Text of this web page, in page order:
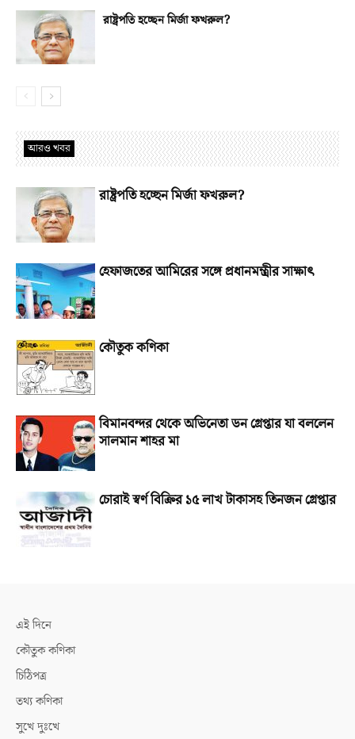
রাষ্ট্রপতি হচ্ছেন মির্জা ফখরুল?
আরও খবর
রাষ্ট্রপতি হচ্ছেন মির্জা ফখরুল?
হেফাজতের আমিরের সঙ্গে প্রধানমন্ত্রীর সাক্ষাৎ
কৌতুক কণিকা
বিমানবন্দর থেকে অভিনেতা ডন গ্রেপ্তার যা বললেন
সালমান শাহর মা
চোরাই স্বর্ণ বিক্রির ১৫ লাখ টাকাসহ তিনজন গ্রেপ্তার
এই দিনে
কৌতুক কণিকা
চিঠিপত্র
তথ্য কণিকা
সুখে দুঃখে